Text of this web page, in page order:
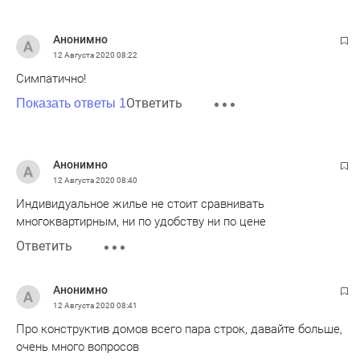
Анонимно
12 Августа 2020 08:22
Симпатично!
Показать ответы 1Ответить
Анонимно
12 Августа 2020 08:40
Индивидуальное жилье не стоит сравнивать
многоквартирным, ни по удобству ни по цене
Ответить
Анонимно
12 Августа 2020 08:41
Про конструктив домов всего пара строк, давайте больше,
очень много вопросов